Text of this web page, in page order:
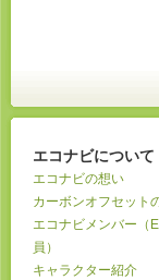
エコナビについて
エコナビの想い
カーボンオフセット
エコナビメンバー（
員）
キャラクター紹介